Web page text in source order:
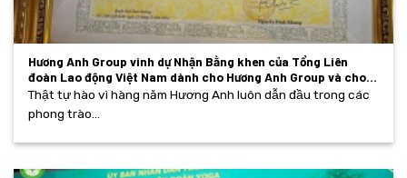
Hương Anh Group vinh dự Nhận Bằng khen của Tổng Liên
đoàn Lao động Việt Nam dành cho Hương Anh Group và cho
Giám đốc- Thuyền trưởng của Tập đoàn Hương Anh
Thật tự hào vì hàng năm Hương Anh luôn dẫn đầu trong các
phong trào...